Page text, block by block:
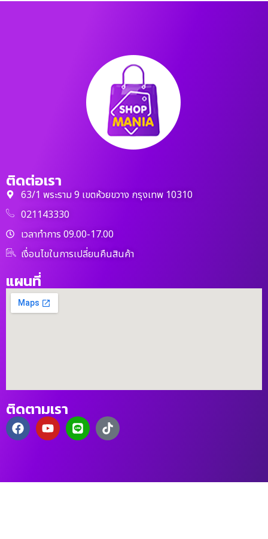
ติดต่อเรา
63/1 พระราม 9 เขตห้วยขวาง กรุงเทพ 10310
021143330
เวลาทำการ 09.00-17.00
เงื่อนไขในการเปลี่ยนคืนสินค้า
แผนที่
ติดตามเรา